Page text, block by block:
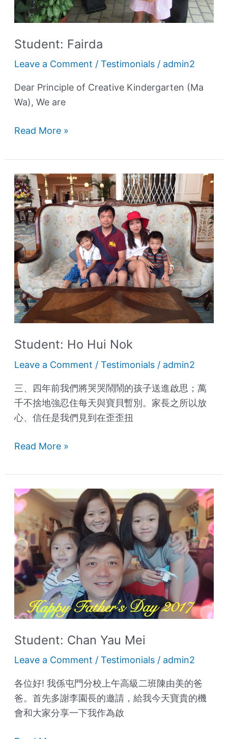
Student: Fairda
Leave a Comment / Testimonials/ admin2
Dear Principle of Creative Kindergarten (Ma
Wa), We are
Read More »
Student: Ho Hui Nok
Leave a Comment / Testimonials/ admin2
三、四年前我們將哭哭鬧鬧的孩子送進啟思；萬
千不捨地強忍住每天與寶貝暫別。家長之所以放
心、信任是我們見到在歪歪扭
Student:
Ho
Hui
Nok
Read More »
Student: Chan Yau Mei
Leave a Comment / Testimonials/ admin2
各位好! 我係屯門分校上午高級二班陳由美的爸
爸。首先多謝李園長的邀請，給我今天寶貴的機
會和大家分享一下我作為啟
Student:
Chan
Yau
Mei